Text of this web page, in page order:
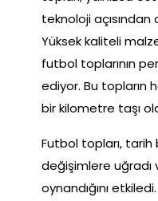
teknoloji
Yüksek kaliteli
futbol toplarının
ediyor. Bu topların
bir kilometre taşı
Futbol topları,
değişimlere uğradı
oynandığını